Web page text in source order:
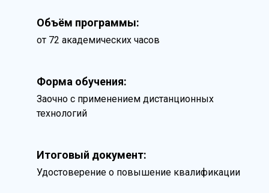
Объём программы:
от 72 академических часов
Форма обучения:
Заочно с применением дистанционных
технологий
Итоговый документ:
Удостоверение о повышение квалификации